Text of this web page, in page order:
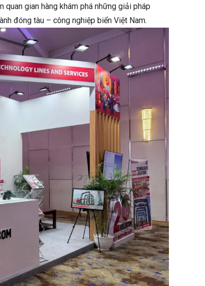
gian hàng khám phá những giải pháp
đóng tàu – công nghiệp biển Việt Nam.